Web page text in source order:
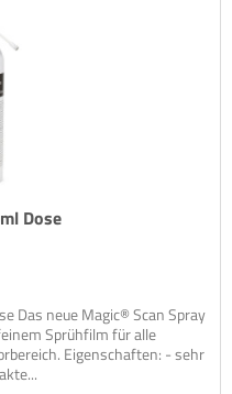
Dose
Das neue Magic® Scan Spray
Sprühfilm für alle
Eigenschaften: - sehr